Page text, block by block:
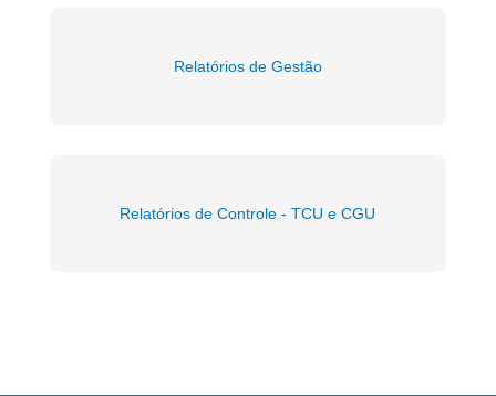
Relatórios de Gestão
Relatórios de Controle - TCU e CGU